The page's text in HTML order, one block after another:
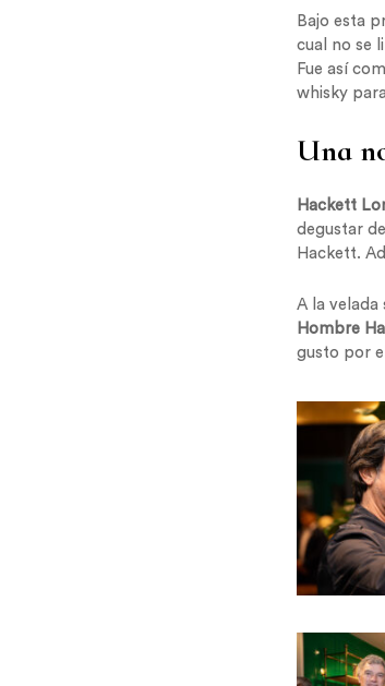
Bajo esta
cual no se
Fue así
whisky
Una
Hackett
degustar
Hackett.
A la velada
Hombre
gusto por